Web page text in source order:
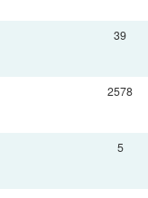
39
2578
5